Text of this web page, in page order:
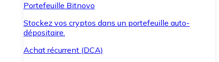
Portefeuille Bitnovo
Stockez vos cryptos dans un portefeuille auto-
dépositaire.
Achat récurrent (DCA)